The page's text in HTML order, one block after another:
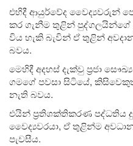
එහිදී ආයුර්වේද වෛද්‍යවරුන්
කර ගැනීම තුළින් පුද්ගලයින්ගේ
විය හැකි බැවින් ඒ තුළින්
බවය.
මෙහිදී අදහස් දැක්වු ප්‍රජා
ගමගේ පවසා සිටියේ,
නැති බවය.
එයින් ප්‍රතිශක්තිකරණ පද්ධතිය
වෛද්‍යවරයා, ඒ තුළින්ම
පැවසීය.